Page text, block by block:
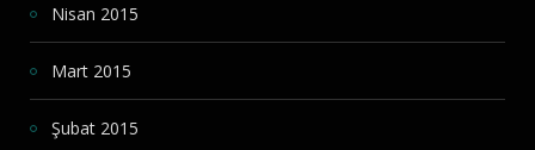
Nisan 2015
Mart 2015
Şubat 2015